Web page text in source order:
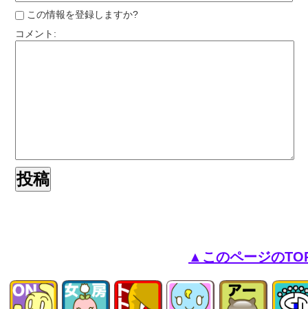
この情報を登録しますか?
コメント:
▲このページの